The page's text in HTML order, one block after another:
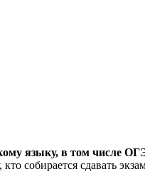
языку, в том числе
собирается сдавать